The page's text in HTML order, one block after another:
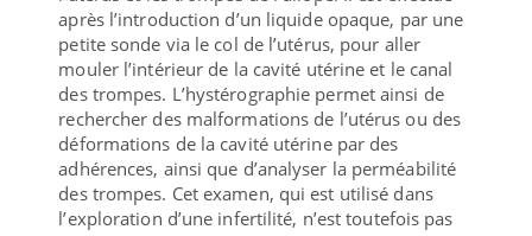
après l’introduction d’un liquide opaque, par une
petite sonde via le col de l’utérus, pour aller
mouler l’intérieur de la cavité utérine et le canal
des trompes. L’hystérographie permet ainsi de
rechercher des malformations de l’utérus ou des
déformations de la cavité utérine par des
adhérences, ainsi que d’analyser la perméabilité
des trompes. Cet examen, qui est utilisé dans
l’exploration d’une infertilité, n’est toutefois pas